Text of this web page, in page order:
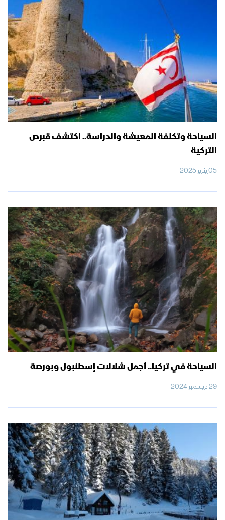
السياحة وتكلفة المعيشة والدراسة.. اكتشف قبرص
التركية
05 يناير 2025
السياحة في تركيا.. أجمل شلالات إسطنبول وبورصة
29 ديسمبر 2024